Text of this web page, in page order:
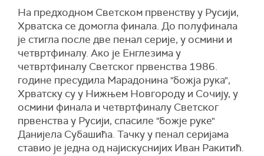
На предходном Светском првенству у Русији,
Хрватска се домогла финала. До полуфинала
је стигла после две пенал серије, у осмини и
четвртфиналу. Ако је Енглезима у
четвртфиналу Светског првенства 1986.
године пресудила Марадонина "божја рука",
Хрватску су у Нижњем Новгороду и Сочију, у
осмини финала и четвртфиналу Светског
првенства у Русији, спасиле "божје руке"
Данијела Субашића. Тачку у пенал серијама
ставио је једна од најискуснијих Иван Ракитић.